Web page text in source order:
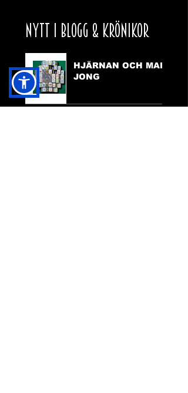
NYTT I BLOGG & KRÖNIKOR
HJÄRNAN OCH MAH
JONG